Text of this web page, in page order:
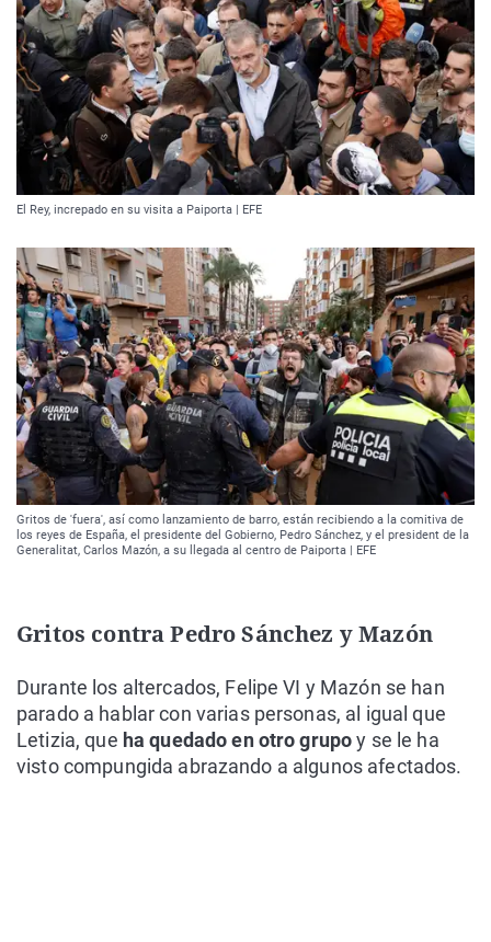
El Rey, increpado en su visita a Paiporta | EFE
Gritos de 'fuera', así como lanzamiento de barro, están recibiendo a la comitiva de
los reyes de España, el presidente del Gobierno, Pedro Sánchez, y el president de la
Generalitat, Carlos Mazón, a su llegada al centro de Paiporta | EFE
Gritos contra Pedro Sánchez y Mazón
Durante los altercados, Felipe VI y Mazón se han
parado a hablar con varias personas, al igual que
Letizia, que ha quedado en otro grupoy se le ha
visto compungida abrazando a algunos afectados.